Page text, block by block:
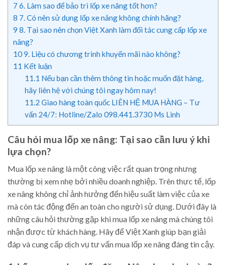
7 6. Làm sao để bảo trì lốp xe nâng tốt hơn?
8 7. Có nên sử dụng lốp xe nâng không chính hãng?
9 8. Tại sao nên chọn Việt Xanh làm đối tác cung cấp lốp xe
nâng?
109. Liệu có chương trình khuyến mãi nào không?
11 Kết luận
11.1 Nếu bạn cần thêm thông tin hoặc muốn đặt hàng,
hãy liên hệ với chúng tôi ngay hôm nay!
11.2 Giao hàng toàn quốc LIÊN HỆ MUA HÀNG – Tư
vấn 24/7: Hotline/Zalo 098.441.3730 Ms Linh
Câu hỏi mua lốp xe nâng: Tại sao cần lưu ý khi
lựa chọn?
Mua lốp xe nâng là một công việc rất quan trọng nhưng
thường bị xem nhẹ bởi nhiều doanh nghiệp. Trên thực tế, lốp
xe nâng không chỉ ảnh hưởng đến hiệu suất làm việc của xe
mà còn tác động đến an toàn cho người sử dụng. Dưới đây là
những câu hỏi thường gặp khi mua lốp xe nâng mà chúng tôi
nhận được từ khách hàng. Hãy để Việt Xanh giúp bạn giải
đáp và cung cấp dịch vụ tư vấn mua lốp xe nâng đáng tin cậy.